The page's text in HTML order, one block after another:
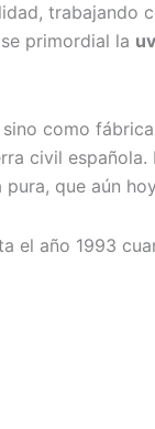
trabajando
primordial la
como
civil
pura, que aún
año 1993